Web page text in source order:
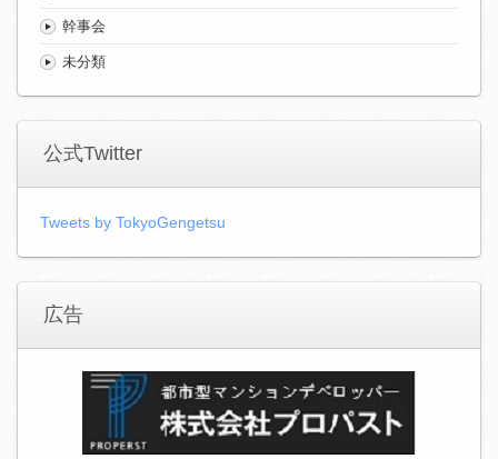
幹事会
未分類
公式Twitter
Tweets by TokyoGengetsu
広告